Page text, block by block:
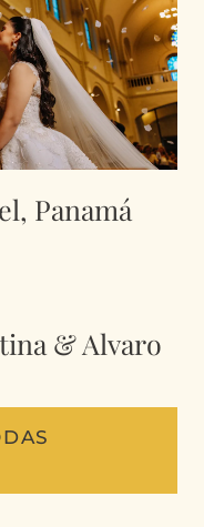
Panamá
& Alvaro